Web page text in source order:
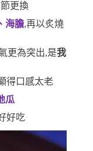
更換
海膽,再以炙燒
更為突出,是我
得口感太老
瓜
好吃